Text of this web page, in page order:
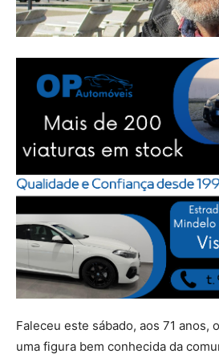
Faleceu este sábado, aos 71 anos,
uma figura bem conhecida da